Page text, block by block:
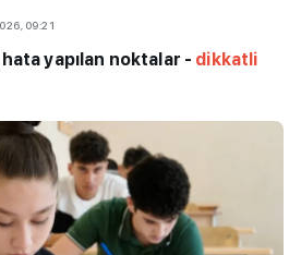
09:21
yapılan noktalar - dikkatli